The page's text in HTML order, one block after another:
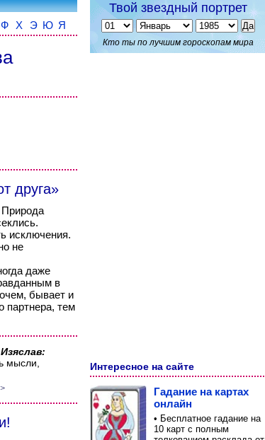
Ф Х Э Ю Я
друга»
Природа
исключения.
не
даже
в
бывает и
партнера, тем
мысли,
Твой звездный портрет
Кто ты по лучшим гороскопам мира
Интересное на сайте
Гадание на картах
онлайн
• Бесплатное гадание на
10 карт с полным